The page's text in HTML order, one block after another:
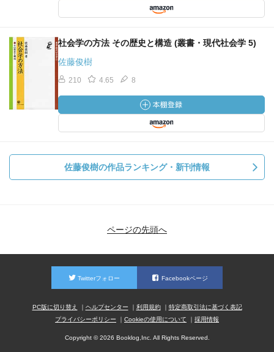
社会学の方法 その歴史と構造 (叢書・現代社会学 5)
佐藤俊樹
210 4.65 8
佐藤俊樹の作品ランキング・新刊情報
ページの先頭へ
Twitterフォロー Facebookページ
PC版に切り替え ヘルプセンター 利用規約
特定商取引法に基づく表記
プライバシーポリシー
Cookieの使用について 採用情報
Copyright © 2026 Booklog,Inc. All Rights Reserved.